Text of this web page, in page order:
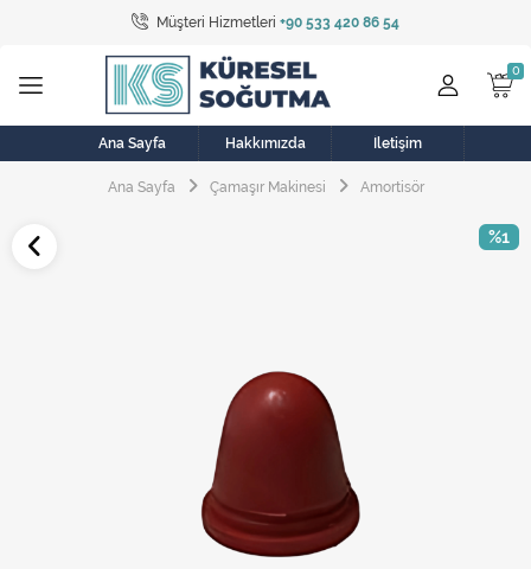
Müşteri Hizmetleri +90 533 420 86 54
Tüm Kategoriler
Bulaşık Makinesi
Buzdolabı
Çamaşır Kurutma Makinesi
Elektrikli Süpürge
Fırın, Ocak ve Aspiratör
Kireç Önleme Ve Temizlik
Ana Sayfa Hakkımızda İletişim
Ana Sayfa Çamaşır Makinesi Amortisör
%1